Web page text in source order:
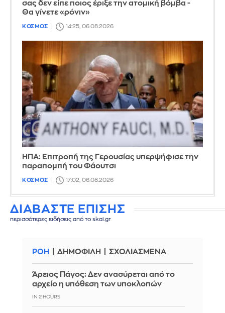
σας δεν είπε ποιος έριξε την ατομική βόμβα -
Θα γίνετε «ρόνιν»
ΚΟΣΜΟΣ 14:25, 06.08.2026
ΗΠΑ: Επιτροπή της Γερουσίας υπερψήφισε την
παραπομπή του Φάουτσι
ΚΟΣΜΟΣ 17:02, 06.08.2026
ΔΙΑΒΑΣΤΕ ΕΠΙΣΗΣ
περισσότερες ειδήσεις από το skai.gr
ΡΟΗ ΔΗΜΟΦΙΛΗ ΣΧΟΛΙΑΣΜΕΝΑ
Άρειος Πάγος: Δεν ανασύρεται από το
αρχείο η υπόθεση των υποκλοπών
IN 2 HOURS